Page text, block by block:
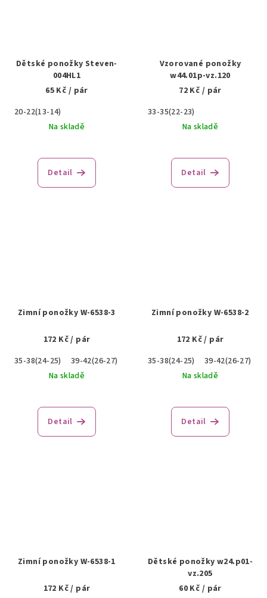
Dětské ponožky Steven-
004HL1
65 Kč / pár
20-22(13-14)
Na skladě
Detail
Vzorované ponožky
w44.01p-vz.120
72 Kč / pár
33-35(22-23)
Na skladě
Detail
Zimní ponožky W-6538-3
172 Kč/ pár
35-38(24-25)
39-42(26-27)
43-46(28-30)
Na skladě
Detail
Zimní ponožky W-6538-2
172 Kč/ pár
35-38(24-25)
39-42(26-27)
Na skladě
Detail
Zimní ponožky W-6538-1
172 Kč/ pár
Dětské ponožky w24.p01-
vz.205
60 Kč / pár